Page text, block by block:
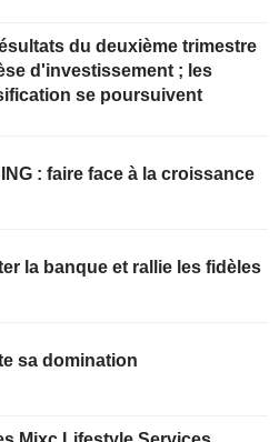
du deuxième trimestre
d'investissement ; les
se poursuivent
: faire face à la croissance
la banque et rallie les fidèles
sa domination